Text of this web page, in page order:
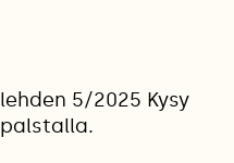
5/2025 Kysy